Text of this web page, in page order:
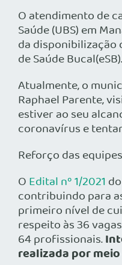
O atendimento de
Saúde (UBS) em
da disponibilização
de Saúde
Atualmente, o
Raphael Parente,
estiver ao seu
coronavírus e
Reforço das equipes
O Edital nº 1/2021
contribuindo para
primeiro nível de
respeito às 36
64 profissionais.
realizada por